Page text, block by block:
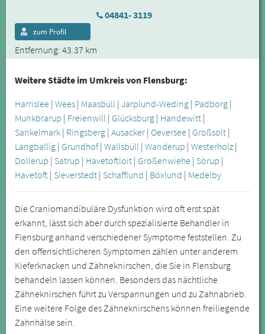
04841- 3119
Entfernung: 43.37 km
zum Profil
Weitere Städte im Umkreis von Flensburg:
Harrislee | Wees | Maasbüll | Jarplund-Weding | Padborg |
Munkbrarup | Freienwill | Glücksburg | Handewitt |
Sankelmark | Ringsberg | Ausacker | Oeversee | Großsolt |
Langballig | Grundhof| Wallsbüll | Wanderup | Westerholz |
Dollerup | Satrup | Havetoftloit | Großenwiehe | Sörup |
Havetoft | Sieverstedt | Schafflund | Böxlund | Medelby
Die Craniomandibuläre Dysfunktion wird oft erst spät
erkannt, lässt sich aber durch spezialisierte Behandler in
Flensburg anhand verschiedener Symptome feststellen. Zu
den offensichtlicheren Symptomen zählen unter anderem
Kieferknacken und Zähneknirschen, die Sie in Flensburg
behandeln lassen können. Besonders das nächtliche
Zähneknirschen führt zu Verspannungen und zu Zahnabrieb.
Eine weitere Folge des Zähneknirschens können freiliegende
Zahnhälse sein.